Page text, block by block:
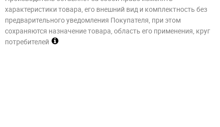
характеристики товара, его внешний вид и комплектность без
предварительного уведомления Покупателя, при этом
сохраняются назначение товара, область его применения, круг
потребителей